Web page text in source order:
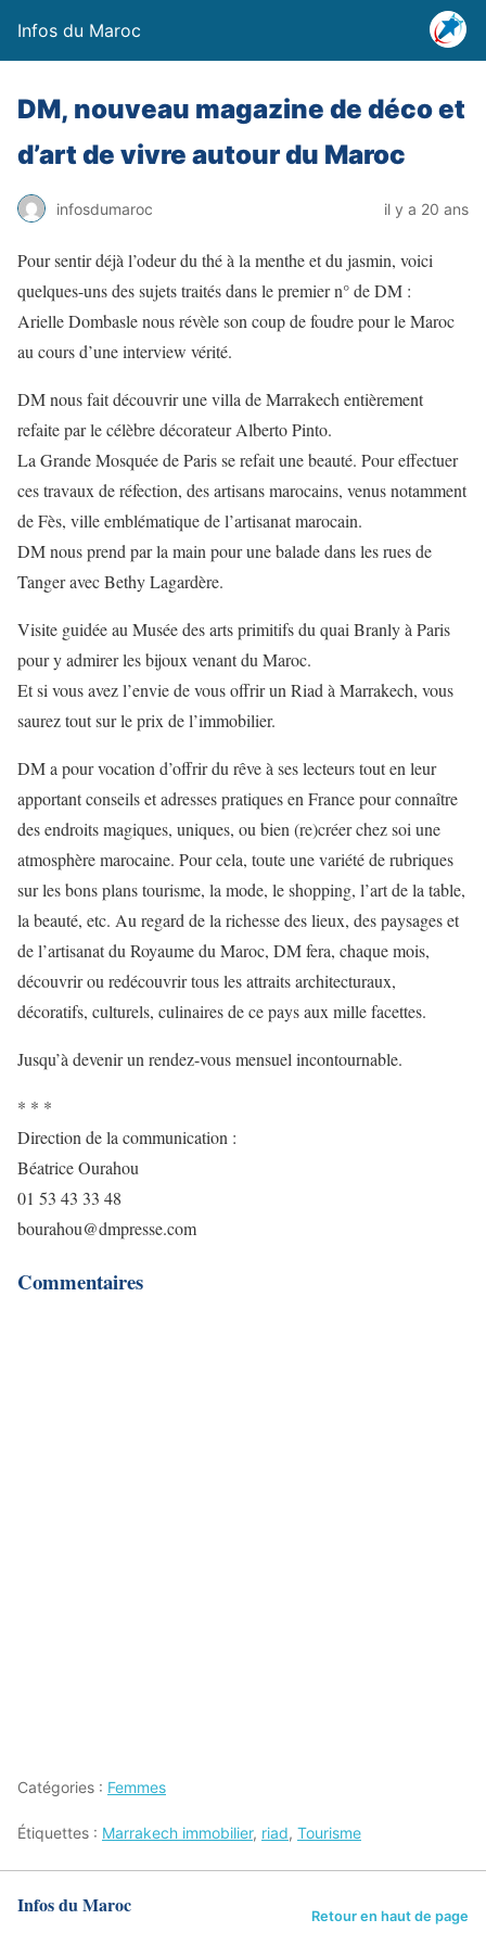
Infos du Maroc
DM, nouveau magazine de déco et
d’art de vivre autour du Maroc
infosdumaroc il y a 20 ans
Pour sentir déjà l’odeur du thé à la menthe et du jasmin, voici
quelques-uns des sujets traités dans le premier n° de DM :
Arielle Dombasle nous révèle son coup de foudre pour le Maroc
au cours d’une interview vérité.
DM nous fait découvrir une villa de Marrakech entièrement
refaite par le célèbre décorateur Alberto Pinto.
La Grande Mosquée de Paris se refait une beauté. Pour effectuer
ces travaux de réfection, des artisans marocains, venus notamment
de Fès, ville emblématique de l’artisanat marocain.
DM nous prend par la main pour une balade dans les rues de
Tanger avec Bethy Lagardère.
Visite guidée au Musée des arts primitifs du quai Branly à Paris
pour y admirer les bijoux venant du Maroc.
Et si vous avez l’envie de vous offrir un Riad à Marrakech, vous
saurez tout sur le prix de l’immobilier.
DM a pour vocation d’offrir du rêve à ses lecteurs tout en leur
apportant conseils et adresses pratiques en France pour connaître
des endroits magiques, uniques, ou bien (re)créer chez soi une
atmosphère marocaine. Pour cela, toute une variété de rubriques
sur les bons plans tourisme, la mode, le shopping, l’art de la table,
la beauté, etc. Au regard de la richesse des lieux, des paysages et
de l’artisanat du Royaume du Maroc, DM fera, chaque mois,
découvrir ou redécouvrir tous les attraits architecturaux,
décoratifs, culturels, culinaires de ce pays aux mille facettes.
Jusqu’à devenir un rendez-vous mensuel incontournable.
* * *
Direction de la communication :
Béatrice Ourahou
01 53 43 33 48
bourahou@dmpresse.com
Commentaires
Catégories : Femmes
Étiquettes : Marrakech immobilier, riad, Tourisme
Infos du Maroc Retour en haut de page